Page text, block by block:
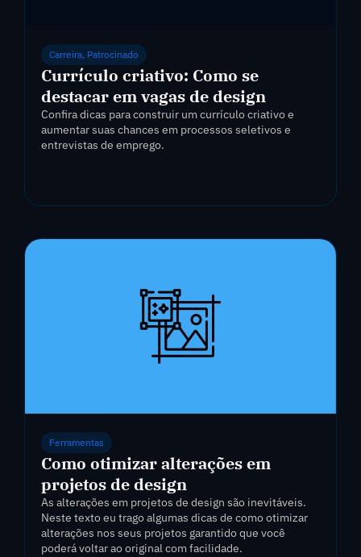
Carreira, Patrocinado
Currículo criativo: Como se
destacar em vagas de design
Confira dicas para construir um currículo criativo e
aumentar suas chances em processos seletivos e
entrevistas de emprego.
Ferramentas
Como otimizar alterações em
projetos de design
As alterações em projetos de design são inevitáveis.
Neste texto eu trago algumas dicas de como otimizar
alterações nos seus projetos garantido que você
poderá voltar ao original com facilidade.